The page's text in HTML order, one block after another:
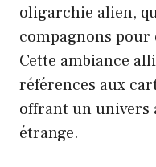
oligarchie alien,
compagnons
Cette ambiance
références aux
offrant un univers
étrange.